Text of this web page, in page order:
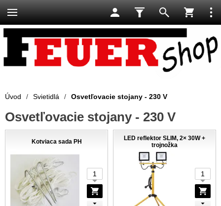
Úvod / Svietidlá / Osvetľovacie stojany - 230 V
Osvetľovacie stojany - 230 V
Kotviaca sada PH
LED reflektor SLIM, 2× 30W +
trojnožka